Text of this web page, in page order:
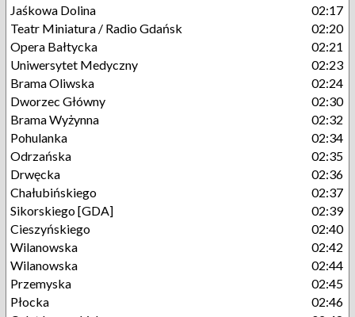
Jaśkowa Dolina
02:17
Teatr Miniatura / Radio Gdańsk
02:20
Opera Bałtycka
02:21
Uniwersytet Medyczny
02:23
Brama Oliwska
02:24
Dworzec Główny
02:30
Brama Wyżynna
02:32
Pohulanka
02:34
Odrzańska
02:35
Drwęcka
02:36
Chałubińskiego
02:37
Sikorskiego [GDA]
02:39
Cieszyńskiego
02:40
Wilanowska
02:42
Wilanowska
02:44
Przemyska
02:45
Płocka
02:46